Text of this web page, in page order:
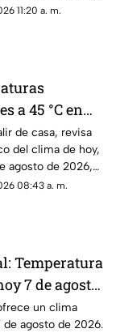
agosto de 2026.
11:20 a. m.
a 45 °C en
Roo?
del clima
7 de
2026, en
de casa, revisa
del clima de hoy,
agosto de 2026,
el resto de
08:43 a. m.
Temperatura
7 de agosto
un clima
de agosto de 2026.